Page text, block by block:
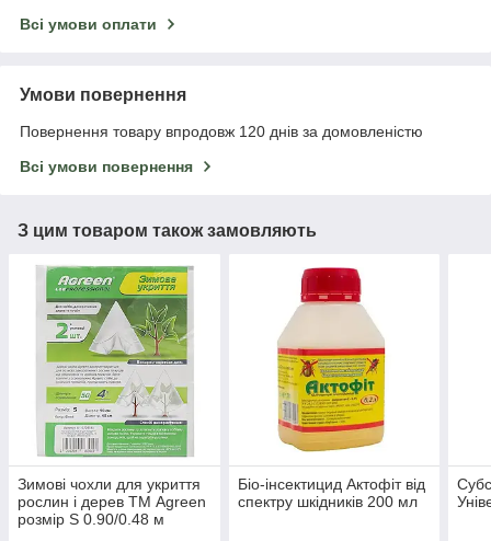
Всі умови оплати
Умови повернення
Повернення товару впродовж 120 днів за домовленістю
Всі умови повернення
З цим товаром також замовляють
Зимові чохли для укриття
рослин і дерев ТМ Agreen
розмір S 0.90/0.48 м
Біо-інсектицид Актофіт від
спектру шкідників 200 мл